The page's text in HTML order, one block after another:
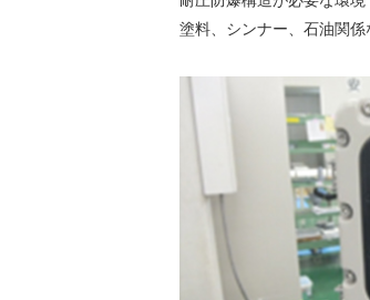
塗料、シンナー、石油関係